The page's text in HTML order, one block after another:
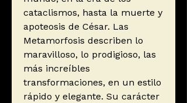
cataclismos, hasta la muerte y
apoteosis de César. Las
Metamorfosis describen lo
maravilloso, lo prodigioso, las
más increíbles
transformaciones, en un estilo
rápido y elegante. Su carácter